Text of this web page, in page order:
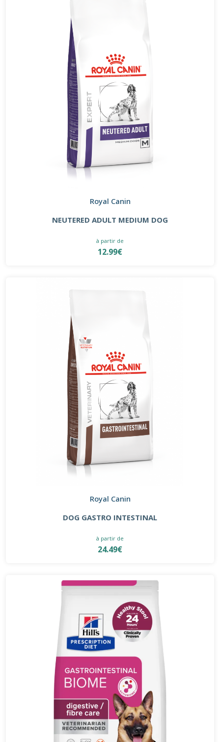
Royal Canin
NEUTERED ADULT MEDIUM DOG
à partir de
12.99€
Royal Canin
DOG GASTRO INTESTINAL
à partir de
24.49€